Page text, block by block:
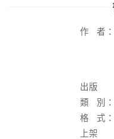
作 者：
出版
社：
類
別：
格
式：
上架